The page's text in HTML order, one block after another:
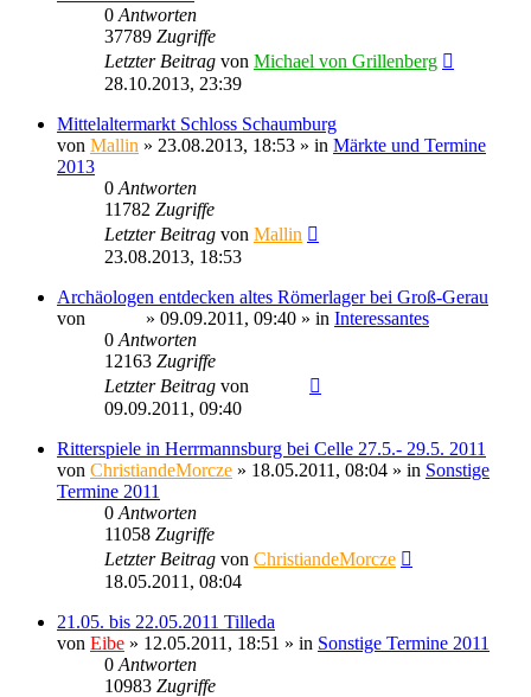
0 Antworten
37789 Zugriffe
Letzter Beitrag von Michael von Grillenberg
28.10.2013, 23:39
Mittelaltermarkt Schloss Schaumburg
von Mallin » 23.08.2013, 18:53 » in Märkte und Termine
2013
0 Antworten
11782 Zugriffe
Letzter Beitrag von Mallin
23.08.2013, 18:53
Archäologen entdecken altes Römerlager bei Groß-Gerau
von
» 09.09.2011, 09:40 » in Interessantes
0 Antworten
12163 Zugriffe
Letzter Beitrag von
09.09.2011, 09:40
Ritterspiele in Herrmannsburg bei Celle 27.5.- 29.5. 2011
von ChristiandeMorcze » 18.05.2011, 08:04 » in Sonstige
Termine 2011
0 Antworten
11058 Zugriffe
Letzter Beitrag von ChristiandeMorcze
18.05.2011, 08:04
21.05. bis 22.05.2011 Tilleda
von Eibe » 12.05.2011, 18:51 » in Sonstige Termine 2011
0 Antworten
10983 Zugriffe